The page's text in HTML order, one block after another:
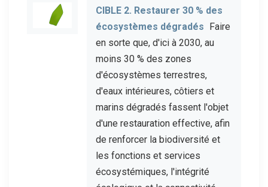
CIBLE 2. Restaurer 30 % des
écosystèmes dégradés Faire
en sorte que, d'ici à 2030, au
moins 30 % des zones
d'écosystèmes terrestres,
d'eaux intérieures, côtiers et
marins dégradés fassent l'objet
d'une restauration effective, afin
de renforcer la biodiversité et
les fonctions et services
écosystémiques, l'intégrité